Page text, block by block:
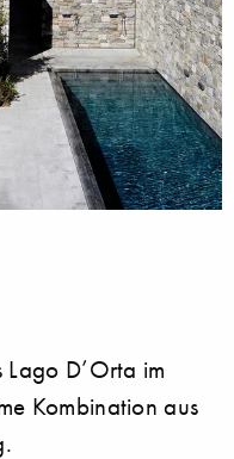
D’Orta im
Kombination aus